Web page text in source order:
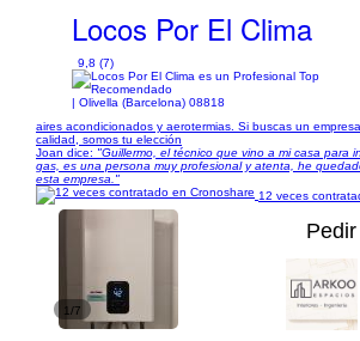
Locos Por El Clima
9,8 (7)
| Olivella (Barcelona) 08818
aires acondicionados y aerotermias. Si buscas un
calidad, somos tu elección
Joan dice: "Guillermo, el técnico que vino a mi casa para
gas, es una persona muy profesional y atenta, he
esta empresa."
12 veces
1/7